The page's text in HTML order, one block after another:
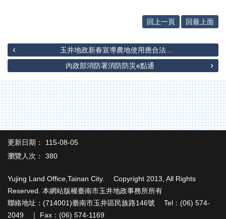
服
務
地
籍
圖
實
價
登
錄
辦
繼
承
回上一頁 回最上面
玉井地政新春宣導農地使用應合法...
內政部消防署消防防災e點通
更新日期：
115-08-05
瀏覽人次：
380
Yujing Land Office,Tainan City. Copyright 2013, All Rights
Reserved. 本網站版權臺南市玉井地政事務所所有
聯絡地址：(714001)臺南市玉井區民族路146號 Tel：(06) 574-
2049 ｜ Fax：(06) 574-1169